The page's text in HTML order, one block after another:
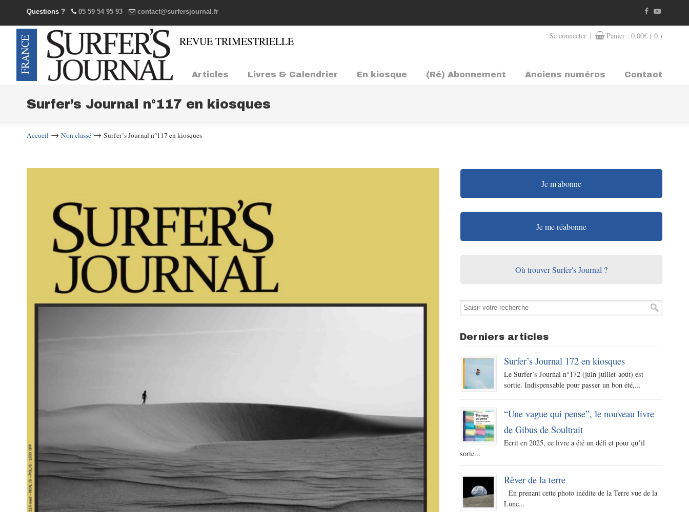
Questions ? 05 59 54 95 93 contact@surfersjournal.fr
Se connecter | Panier : 0,00€ ( 0 )
Articles Livres & Calendrier En kiosque (Ré) Abonnement Anciens numéros Contact
Navigation
Surfer’s Journal n°117 en kiosques
Accueil → Non classé → Surfer’s Journal n°117 en kiosques
Je m'abonne
Je me réabonne
Où trouver Surfer's Journal ?
Derniers articles
Surfer’s Journal 172 en kiosques
Le Surfer’s Journal n°172 (juin-juillet-août) est
sortie. Indispensable pour passer un bon été,...
“Une vague qui pense”, le nouveau livre
de Gibus de Soultrait
Ecrit en 2025, ce livre a été un défi et pour qu’il
sorte...
Rêver de la terre
En prenant cette photo inédite de la Terre vue de la
Lune...